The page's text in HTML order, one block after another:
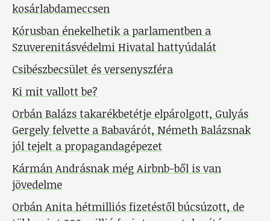
kosárlabdameccsen
Kórusban énekelhetik a parlamentben a
Szuverenitásvédelmi Hivatal hattyúdalát
Csibészbecsület és versenyszféra
Ki mit vallott be?
Orbán Balázs takarékbetétje elpárolgott, Gulyás
Gergely felvette a Babavárót, Németh Balázsnak
jól tejelt a propagandagépezet
Kármán Andrásnak még Airbnb-ből is van
jövedelme
Orbán Anita hétmilliós fizetéstől búcsúzott, de